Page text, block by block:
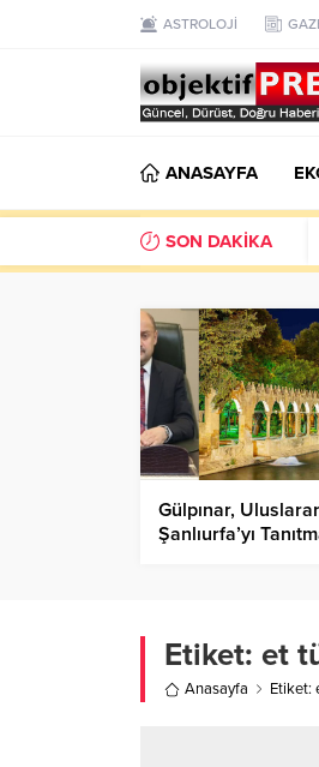
ASTROLOJİ
ANASAYFA
SON DAKİKA
Gülpınar,
Şanlıurfa’yı
Etiket: et
Anasayfa Etiket: